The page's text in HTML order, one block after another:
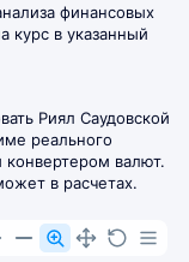
финансовых
курс в указанный
Риял Саудовской
реального
конвертером валют.
в расчетах.